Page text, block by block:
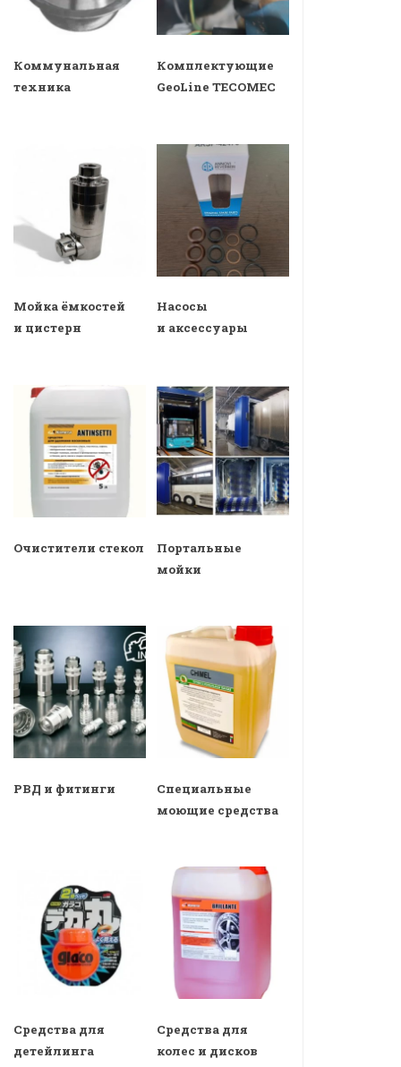
Коммунальная
техника
Комплектующие
GeoLine TECOMEC
Мойка ёмкостей
и цистерн
Насосы
и аксессуары
Очистители стекол
Портальные
мойки
РВД и фитинги
Специальные
моющие средства
Средства для
детейлинга
Средства для
колес и дисков